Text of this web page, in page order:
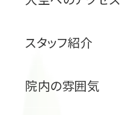
スタッフ紹介
院内の雰囲気